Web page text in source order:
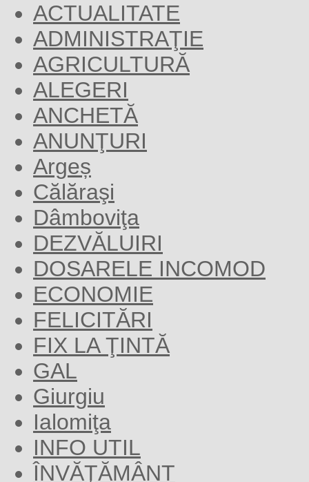
ACTUALITATE
ADMINISTRAŢIE
AGRICULTURĂ
ALEGERI
ANCHETĂ
ANUNŢURI
Argeș
Călăraşi
Dâmboviţa
DEZVĂLUIRI
DOSARELE INCOMOD
ECONOMIE
FELICITĂRI
FIX LA ŢINTĂ
GAL
Giurgiu
Ialomiţa
INFO UTIL
ÎNVĂŢĂMÂNT